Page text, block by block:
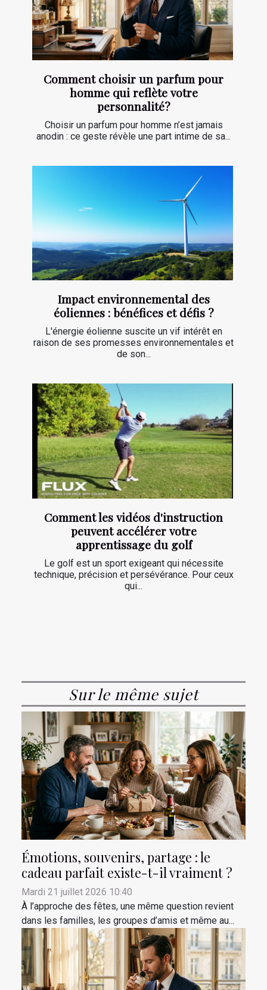
Comment choisir un parfum pour
homme qui reflète votre
personnalité?
Choisir un parfum pour homme n’est jamais
anodin : ce geste révèle une part intime de sa...
Impact environnemental des
éoliennes : bénéfices et défis ?
L'énergie éolienne suscite un vif intérêt en
raison de ses promesses environnementales et
de son...
Comment les vidéos d'instruction
peuvent accélérer votre
apprentissage du golf
Le golf est un sport exigeant qui nécessite
technique, précision et persévérance. Pour ceux
qui...
Sur le même sujet
Émotions, souvenirs, partage : le
cadeau parfait existe-t-il vraiment ?
Mardi 21 juillet 2026 10:40
À l’approche des fêtes, une même question revient
dans les familles, les groupes d’amis et même au...